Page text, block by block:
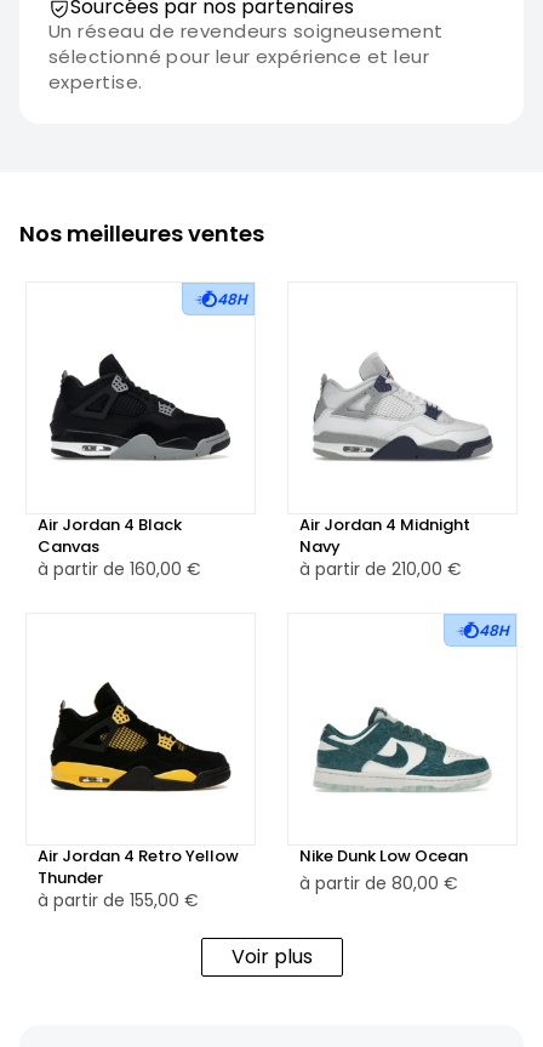
Sourcées par nos partenaires
Un réseau de revendeurs soigneusement
sélectionné pour leur expérience et leur
expertise.
Nos meilleures ventes
48H
Air Jordan 4 Black
Canvas
à partir de 160,00 €
Air Jordan 4 Midnight
Navy
à partir de 210,00 €
Air Jordan 4 Retro Yellow
Thunder
à partir de 155,00 €
48H
Nike Dunk Low Ocean
à partir de 80,00 €
Voir plus